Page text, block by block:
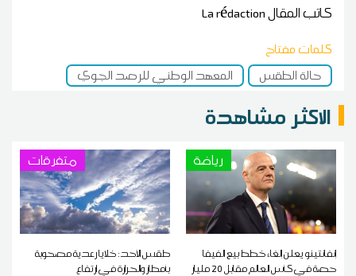
كاتب المقالLa rédaction
كلمات مفتاح
حالة الطقس
المعهد الوطني للرصد الجوي
الاكثر مشاهدة
رياضة
إنفانتينو يعلن إلغاء خطط بيع الفيفا
حصة في كأس العالم مقابل 20 مليار
متفرقات
طقس الأحد: خلايا رعدية مصحوبة
بأمطار والحرارة في ارتفاع